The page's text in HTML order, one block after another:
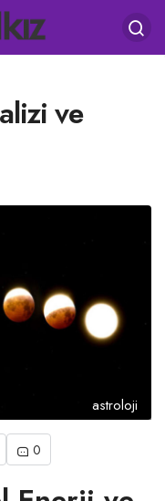
ve
astroloji
0